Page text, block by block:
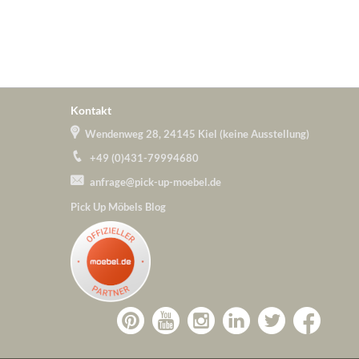
Kontakt
Wendenweg 28, 24145 Kiel (keine Ausstellung)
+49 (0)431-79994680
anfrage@pick-up-moebel.de
Pick Up Möbels Blog
Zu Zu Zu Zu Pick-